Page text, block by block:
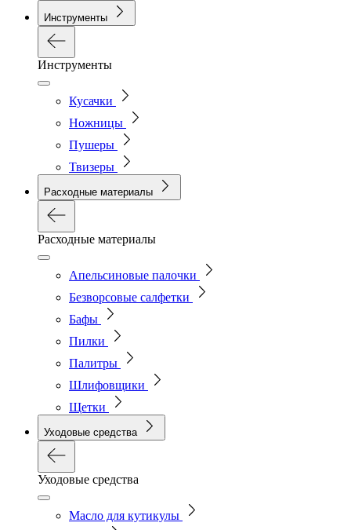
Инструменты
Инструменты
Кусачки
Ножницы
Пушеры
Твизеры
Расходные материалы
Расходные материалы
Апельсиновые палочки
Безворсовые салфетки
Бафы
Пилки
Палитры
Шлифовщики
Щетки
Уходовые средства
Уходовые средства
Масло для кутикулы